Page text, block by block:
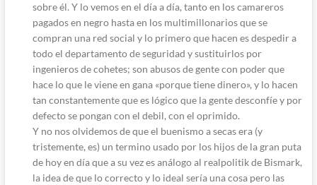
sobre él. Y lo vemos en el día a día, tanto en los camareros
pagados en negro hasta en los multimillonarios que se
compran una red social y lo primero que hacen es despedir a
todo el departamento de seguridad y sustituirlos por
ingenieros de cohetes; son abusos de gente con poder que
hace lo que le viene en gana «porque tiene dinero», y lo hacen
tan constantemente que es lógico que la gente desconfíe y por
defecto se pongan con el debil, con el oprimido.
Y no nos olvidemos de que el buenismo a secas era (y
tristemente, es) un termino usado por los hijos de la gran puta
de hoy en día que a su vez es análogo al realpolitik de Bismark,
la idea de que lo correcto y lo ideal sería una cosa pero las